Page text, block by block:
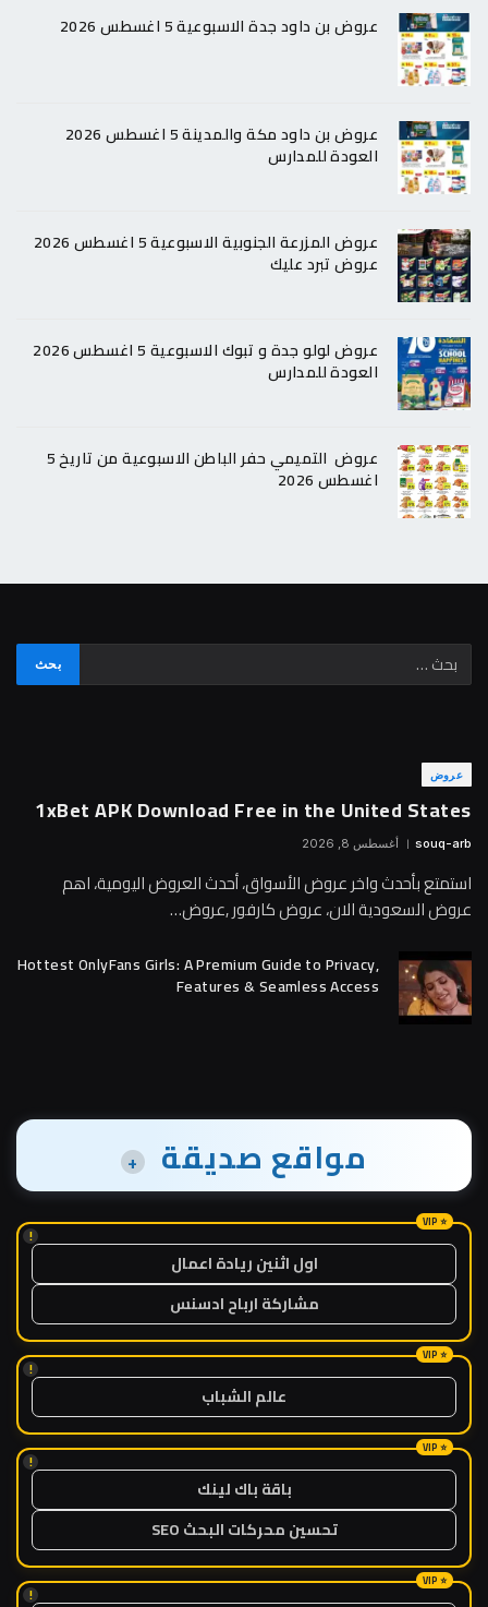
عروض بن داود جدة الاسبوعية 5 اغسطس 2026
عروض بن داود مكة والمدينة 5 اغسطس 2026
العودة للمدارس
عروض المزرعة الجنوبية الاسبوعية 5 اغسطس 2026
عروض تبرد عليك
عروض لولو جدة و تبوك الاسبوعية 5 اغسطس 2026
العودة للمدارس
عروض التميمي حفر الباطن الاسبوعية من تاريخ 5
اغسطس 2026
عروض
1xBet APK Download Free in the United States
souq-arb أغسطس 8, 2026
استمتع بأحدث واخر عروض الأسواق، أحدث العروض اليومية، اهم
عروض السعودية الان، عروض كارفور ,عروض…
Hottest OnlyFans Girls: A Premium Guide to Privacy,
Features & Seamless Access
مواقع صديقة +
!
اول اثنين ريادة اعمال
مشاركة ارباح ادسنس
!
عالم الشباب
!
باقة باك لينك
تحسين محركات البحث SEO
!